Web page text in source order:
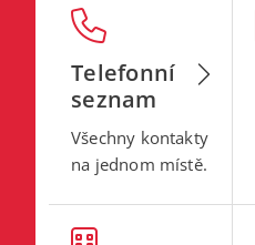
Telefonní
seznam
Všechny kontakty
na jednom místě.